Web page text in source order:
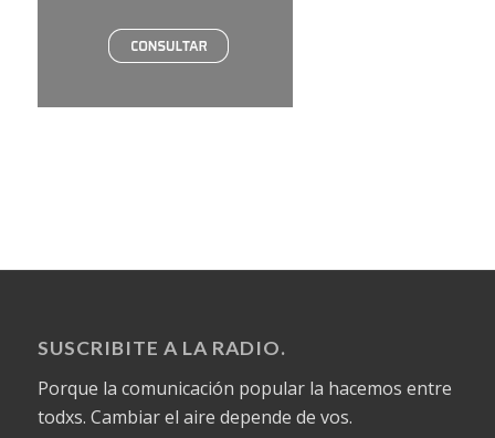
SUSCRIBITE A LA RADIO.
Porque la comunicación popular la hacemos entre
todxs. Cambiar el aire depende de vos.